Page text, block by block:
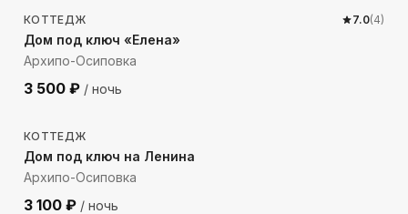
КОТТЕДЖ 7.0(4)
Дом под ключ «Елена»
Архипо-Осиповка
3 500 ₽ / ночь
2526 м до моря
КОТТЕДЖ
Дом под ключ на Ленина
Архипо-Осиповка
3 100 ₽ / ночь